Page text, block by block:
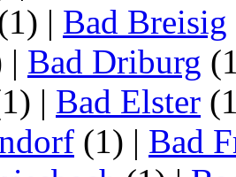
| Bad Breisig
| Bad Driburg
| Bad Elster
(1) | Bad